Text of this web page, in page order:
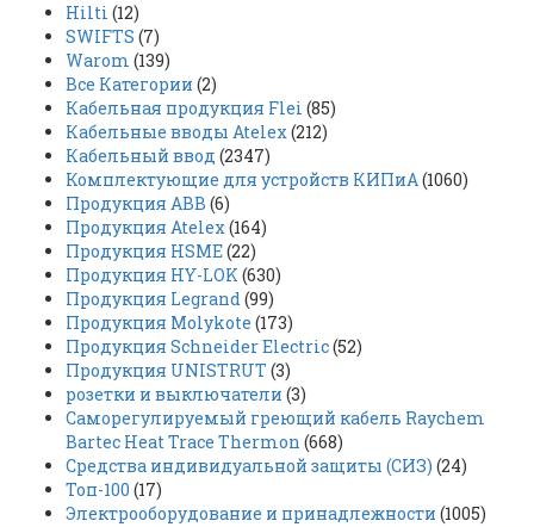
Hilti (12)
SWIFTS (7)
Warom (139)
Все Категории (2)
Кабельная продукция Flei (85)
Кабельные вводы Atelex(212)
Кабельный ввод (2347)
Комплектующие для устройств КИПиА(1060)
Продукция ABB (6)
Продукция Atelex(164)
Продукция HSME(22)
Продукция HY-LOK (630)
Продукция Legrand(99)
Продукция Molykote (173)
Продукция Schneider Electric(52)
Продукция UNISTRUT (3)
розетки и выключатели (3)
Саморегулируемый греющий кабель Raychem
Bartec Heat Trace Thermon (668)
Средства индивидуальной защиты (СИЗ) (24)
Топ-100 (17)
Электрооборудование и принадлежности (1005)